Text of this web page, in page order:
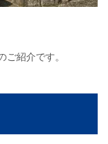
紹介です。